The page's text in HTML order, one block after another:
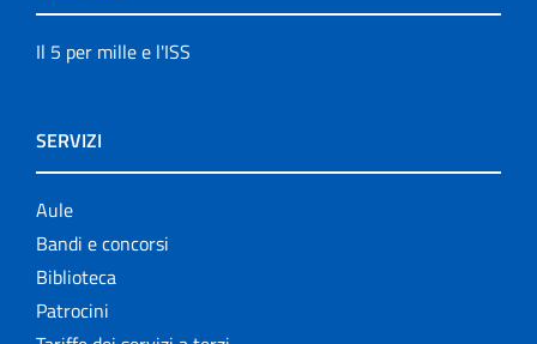
Il 5 per mille e l'ISS
SERVIZI
Aule
Bandi e concorsi
Biblioteca
Patrocini